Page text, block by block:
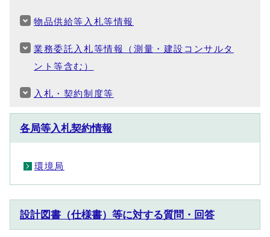
物品供給等入札等情報
業務委託入札等情報（測量・建設コンサルタ
ント等含む）
入札・契約制度等
各局等入札契約情報
環境局
設計図書（仕様書）等に対する質問・回答